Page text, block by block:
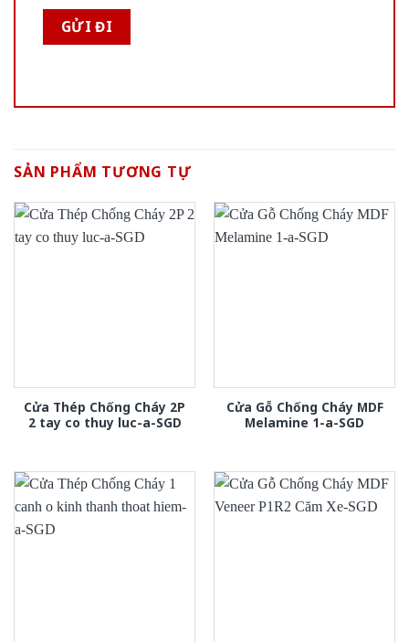
SẢN PHẨM TƯƠNG TỰ
Cửa Thép Chống Cháy 2P
2 tay co thuy luc-a-SGD
Cửa Gỗ Chống Cháy MDF
Melamine 1-a-SGD